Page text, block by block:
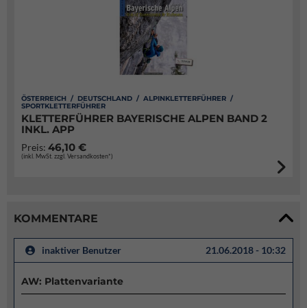
ÖSTERREICH / DEUTSCHLAND / ALPINKLETTERFÜHRER /
SPORTKLETTERFÜHRER
KLETTERFÜHRER BAYERISCHE ALPEN BAND 2
INKL. APP
Preis: 46,10 €
(inkl. MwSt. zzgl. Versandkosten*)
KOMMENTARE
inaktiver Benutzer 21.06.2018 - 10:32
AW: Plattenvariante